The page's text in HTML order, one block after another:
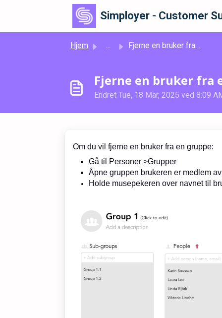
Gå til hovedinnhold
Simployer - Customer
Hjem ... Fjerne en bruker fra en gruppe
Fjerne en bruker fra
Endret Tue, 18 Mar, 2025 ved 8:09
Om du vil fjerne en bruker fra en gruppe:
Gå til Personer >Grupper
Åpne gruppen brukeren er medlem av
Holde musepekeren over navnet til